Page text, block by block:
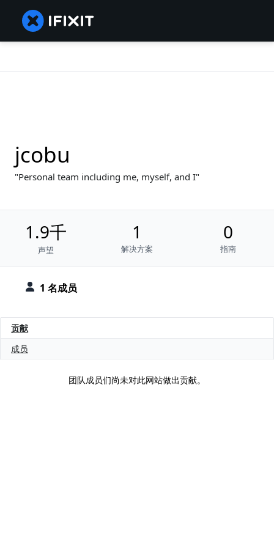
1 名成员
jcobu
Personal team including me, myself, and I
1.9千
声望
1
解决方案
0
指南
贡献
成员
团队成员们尚未对此网站做出贡献。